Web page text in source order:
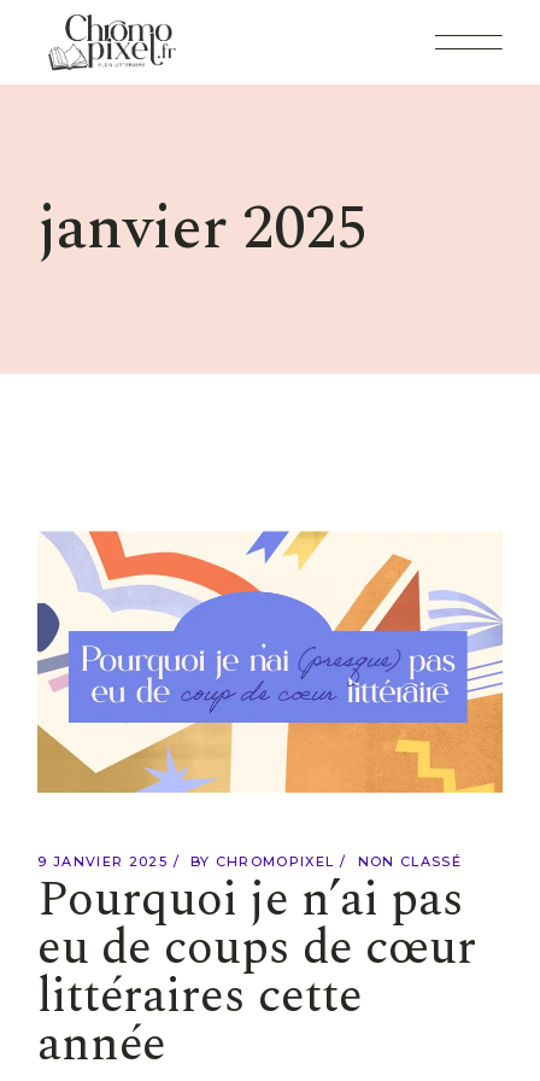
content
janvier 2025
9 JANVIER 2025 BY CHROMOPIXEL NON CLASSÉ
Pourquoi je n’ai pas
eu de coups de cœur
littéraires cette
année